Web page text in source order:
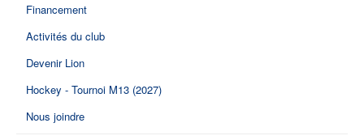
Financement
Activités du club
Devenir Lion
Hockey - Tournoi M13 (2027)
Nous joindre